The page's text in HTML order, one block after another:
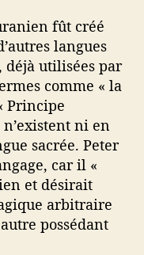
fût créé
langues
déjà utilisées par
comme « la
Principe
n’existent ni en
sacrée. Peter
car il «
et désirait
arbitraire
possédant